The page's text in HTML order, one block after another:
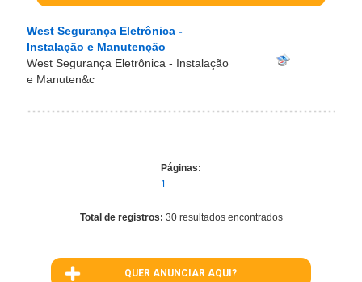
West Segurança Eletrônica -
Instalação e Manutenção
West Segurança Eletrônica - Instalação
e Manuten&c
Páginas:
1
Total de registros: 30 resultados encontrados
QUER ANUNCIAR AQUI?